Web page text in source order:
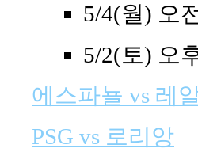
5/4(월) 오
5/2(토) 오
에스파뇰 vs 레
PSG vs 로리앙